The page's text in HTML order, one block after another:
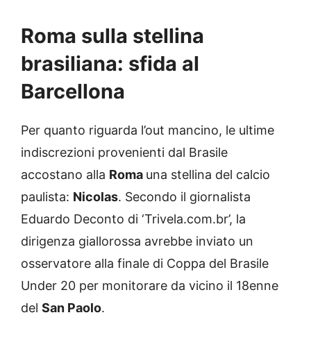
Roma sulla stellina
brasiliana: sfida al
Barcellona
Per quanto riguarda l’out mancino, le ultime
indiscrezioni provenienti dal Brasile
accostano alla Roma una stellina del calcio
paulista: Nicolas. Secondo il giornalista
Eduardo Deconto di ‘Trivela.com.br’, la
dirigenza giallorossa avrebbe inviato un
osservatore alla finale di Coppa del Brasile
Under 20 per monitorare da vicino il 18enne
del San Paolo.